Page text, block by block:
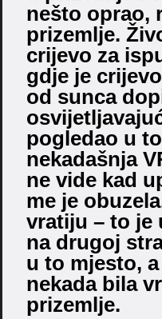
nešto oprao,
prizemlje.
crijevo za
gdje je
od sunca
pogledao u
nekadašnja
ne vide kad
me je
vratiju – to je
na drugoj
u to mjesto,
nekada bila
prizemlje.